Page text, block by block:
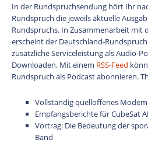
In der Rundspruchsendung hört Ihr
Rundspruch die jeweils aktuelle
Rundspruchs. In Zusammenarbeit mit
erscheint der Deutschland-
zusätzliche Serviceleistung als Audio-
Downloaden. Mit einem RSS-Feed
Rundspruch als Podcast abonnieren.
Vollständig quelloffenes
Empfangsberichte für CubeSat
Vortrag: Die Bedeutung der
Band